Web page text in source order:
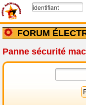
FORUM
Panne sécurité